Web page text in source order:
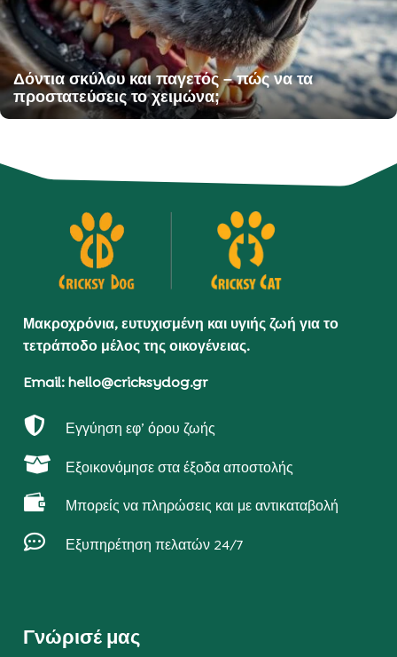
Δόντια σκύλου και παγετός – πώς να τα
προστατεύσεις το χειμώνα;
Μακροχρόνια, ευτυχισμένη και υγιής ζωή για το
τετράποδο μέλος της οικογένειας.
Email: hello@cricksydog.gr
 Εγγύηση εφ’ όρου ζωής
 Εξοικονόμησε στα έξοδα αποστολής
 Μπορείς να πληρώσεις και με αντικαταβολή
 Εξυπηρέτηση πελατών 24/7
Γνώρισέ μας